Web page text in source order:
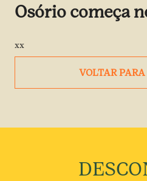
Osório começa
xx
VOLTAR